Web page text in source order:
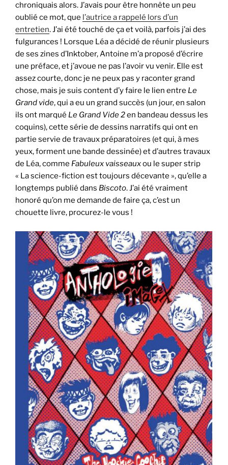
chroniquais alors. J’avais pour être honnête un peu
oublié ce mot, que l’autrice a rappelé lors d’un
entretien. J’ai été touché de ça et voilà, parfois j’ai des
fulgurances ! Lorsque Léa a décidé de réunir plusieurs
de ses zines d’Inktober, Antoine m’a proposé d’écrire
une préface, et j’avoue ne pas l’avoir vu venir. Elle est
assez courte, donc je ne peux pas y raconter grand
chose, mais je suis content d’y faire le lien entre Le
Grand vide, qui a eu un grand succès (un jour, en salon
ils ont marqué Le Grand Vide 2en bandeau dessus les
coquins), cette série de dessins narratifs qui ont en
partie servie de travaux préparatoires (et qui, à mes
yeux, forment une bande dessinée) et d’autres travaux
de Léa, comme Fabuleux vaisseauxou le super strip
« La science-fiction est toujours décevante », qu’elle a
longtemps publié dans Biscoto. J’ai été vraiment
honoré qu’on me demande de faire ça, c’est un
chouette livre, procurez-le vous !